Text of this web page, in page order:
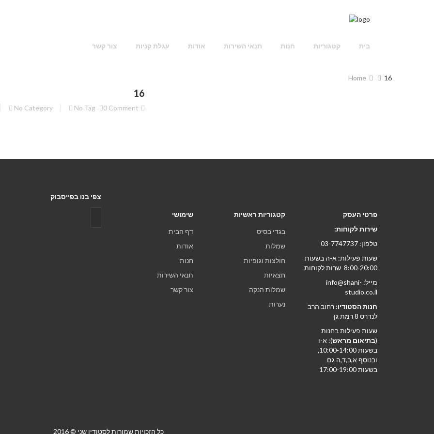
בית קטגוריות חנות תנאי השירות אודות עגלת קניות צור קשר
Home 16
16
No Category No Tag 0 Comment
פרטי העסק
שירות לקוחות:
טלפון: 03-7747737
שעות פעילות: א-ה בשעות
8:00-20:00 שרות לקוחות
מייל: info@shani-
studio.co.il
חנות הסטודיו: רחוב הרב
לנדרס 8 רמת גן
שעות פעילות בחנות
(בתיאום מראש): א-ו
בשעות 10:00-14:00,
ובנוסף א,ב,ד,ה גם
בשעות 17:00-19:00
קטגוריות ראשיות
בגדי בסיס
שמלות
חולצות וגופיות
חצאיות
שמלות הנקה
נערות
שימושי
דף הבית
אודות
חנות
תנאי השירות
צור קשר
צפי בנו בפייסבוק
כל הזכויות שמורות לסטודיו שני © 2016